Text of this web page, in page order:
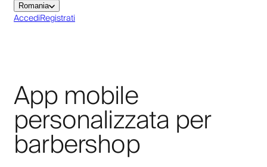
Romania
AccediRegistrati
App mobile
personalizzata per
barbershop